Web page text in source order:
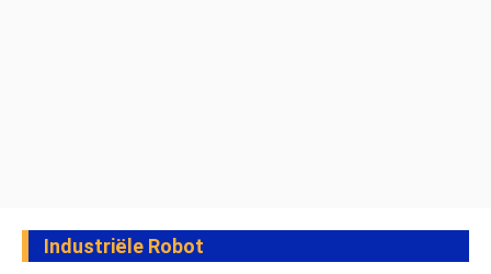
Industriële Robot